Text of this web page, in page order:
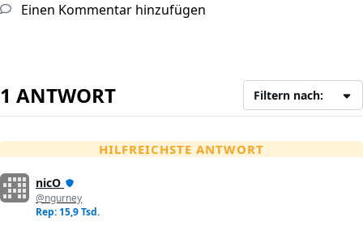
Einen Kommentar hinzufügen
1 ANTWORT Filtern nach:
HILFREICHSTE ANTWORT
nicO
@ngurney
Rep: 15,9 Tsd.